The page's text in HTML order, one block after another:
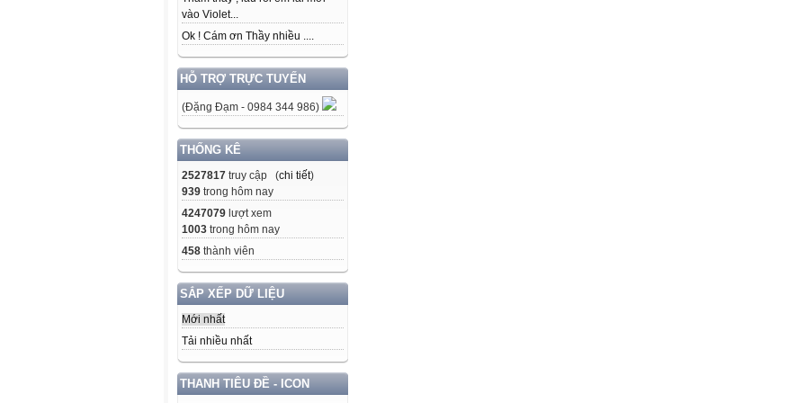
vào Violet...
Ok ! Cám ơn Thầy nhiều ....
HỖ TRỢ TRỰC TUYẾN
(Đặng Đạm - 0984 344 986)
THỐNG KÊ
2527817 truy cập (chi tiết)
939 trong hôm nay
4247079 lượt xem
1003 trong hôm nay
458 thành viên
SẮP XẾP DỮ LIỆU
Mới nhất
Tải nhiều nhất
THANH TIÊU ĐỀ - ICON